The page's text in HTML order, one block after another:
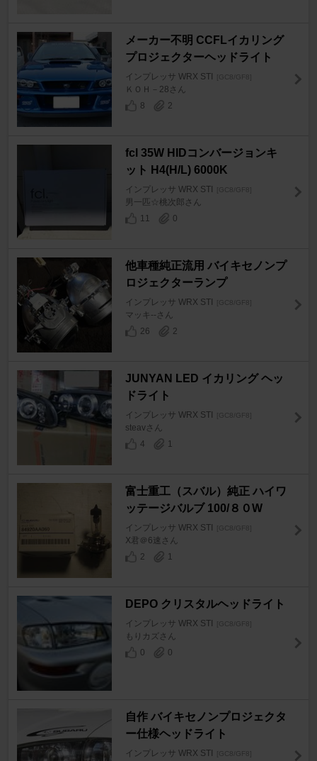
メーカー不明 CCFLイカリング
プロジェクターヘッドライト
インプレッサ WRX STI [GC8/GF8]
ＫＯＨ－28さん
8
2
fcl 35W HIDコンバージョンキ
ット H4(H/L) 6000K
インプレッサ WRX STI [GC8/GF8]
男一匹☆桃次郎さん
11
0
他車種純正流用 バイキセノンプ
ロジェクターランプ
インプレッサ WRX STI [GC8/GF8]
マッキ--さん
26
2
JUNYAN LED イカリング ヘッ
ドライト
インプレッサ WRX STI [GC8/GF8]
steavさん
4
1
富士重工（スバル）純正 ハイワ
ッテージバルブ 100/８０W
インプレッサ WRX STI [GC8/GF8]
Ⅹ君＠6速さん
2
1
DEPO クリスタルヘッドライト
インプレッサ WRX STI [GC8/GF8]
もりカズさん
0
0
自作 バイキセノンプロジェクタ
ー仕様ヘッドライト
インプレッサ WRX STI [GC8/GF8]